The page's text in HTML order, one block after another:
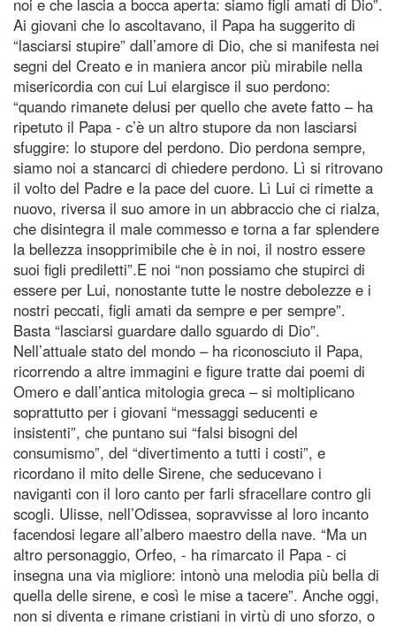
noi e che lascia a bocca aperta: siamo figli amati di Dio”.
Ai giovani che lo ascoltavano, il Papa ha suggerito di
“lasciarsi stupire” dall’amore di Dio, che si manifesta nei
segni del Creato e in maniera ancor più mirabile nella
misericordia con cui Lui elargisce il suo perdono:
“quando rimanete delusi per quello che avete fatto – ha
ripetuto il Papa - c’è un altro stupore da non lasciarsi
sfuggire: lo stupore del perdono. Dio perdona sempre,
siamo noi a stancarci di chiedere perdono. Lì si ritrovano
il volto del Padre e la pace del cuore. Lì Lui ci rimette a
nuovo, riversa il suo amore in un abbraccio che ci rialza,
che disintegra il male commesso e torna a far splendere
la bellezza insopprimibile che è in noi, il nostro essere
suoi figli prediletti”.E noi “non possiamo che stupirci di
essere per Lui, nonostante tutte le nostre debolezze e i
nostri peccati, figli amati da sempre e per sempre”.
Basta “lasciarsi guardare dallo sguardo di Dio”.
Nell’attuale stato del mondo – ha riconosciuto il Papa,
ricorrendo a altre immagini e figure tratte dai poemi di
Omero e dall’antica mitologia greca – si moltiplicano
soprattutto per i giovani “messaggi seducenti e
insistenti”, che puntano sui “falsi bisogni del
consumismo”, del “divertimento a tutti i costi”, e
ricordano il mito delle Sirene, che seducevano i
naviganti con il loro canto per farli sfracellare contro gli
scogli. Ulisse, nell’Odissea, sopravvisse al loro incanto
facendosi legare all’albero maestro della nave. “Ma un
altro personaggio, Orfeo, - ha rimarcato il Papa - ci
insegna una via migliore: intonò una melodia più bella di
quella delle sirene, e così le mise a tacere”. Anche oggi,
non si diventa e rimane cristiani in virtù di uno sforzo, o